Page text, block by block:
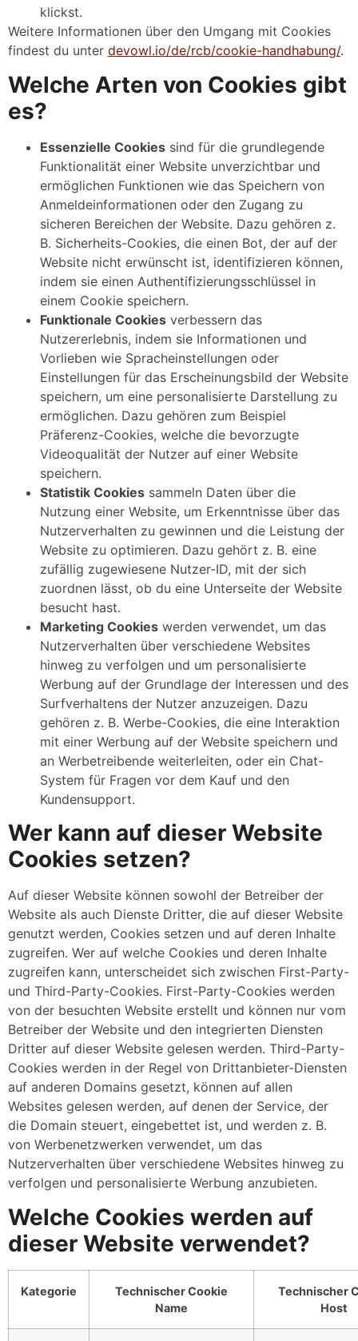
klickst.
Weitere Informationen über den Umgang mit Cookies
findest du unter devowl.io/de/rcb/cookie-handhabung/.
Welche Arten von Cookies gibt
es?
Essenzielle Cookies sind für die grundlegende
Funktionalität einer Website unverzichtbar und
ermöglichen Funktionen wie das Speichern von
Anmeldeinformationen oder den Zugang zu
sicheren Bereichen der Website. Dazu gehören z.
B. Sicherheits-Cookies, die einen Bot, der auf der
Website nicht erwünscht ist, identifizieren können,
indem sie einen Authentifizierungsschlüssel in
einem Cookie speichern.
Funktionale Cookies verbessern das
Nutzererlebnis, indem sie Informationen und
Vorlieben wie Spracheinstellungen oder
Einstellungen für das Erscheinungsbild der Website
speichern, um eine personalisierte Darstellung zu
ermöglichen. Dazu gehören zum Beispiel
Präferenz-Cookies, welche die bevorzugte
Videoqualität der Nutzer auf einer Website
speichern.
Statistik Cookies sammeln Daten über die
Nutzung einer Website, um Erkenntnisse über das
Nutzerverhalten zu gewinnen und die Leistung der
Website zu optimieren. Dazu gehört z. B. eine
zufällig zugewiesene Nutzer-ID, mit der sich
zuordnen lässt, ob du eine Unterseite der Website
besucht hast.
Marketing Cookies werden verwendet, um das
Nutzerverhalten über verschiedene Websites
hinweg zu verfolgen und um personalisierte
Werbung auf der Grundlage der Interessen und des
Surfverhaltens der Nutzer anzuzeigen. Dazu
gehören z. B. Werbe-Cookies, die eine Interaktion
mit einer Werbung auf der Website speichern und
an Werbetreibende weiterleiten, oder ein Chat-
System für Fragen vor dem Kauf und den
Kundensupport.
Wer kann auf dieser Website
Cookies setzen?
Auf dieser Website können sowohl der Betreiber der
Website als auch Dienste Dritter, die auf dieser Website
genutzt werden, Cookies setzen und auf deren Inhalte
zugreifen. Wer auf welche Cookies und deren Inhalte
zugreifen kann, unterscheidet sich zwischen First-Party-
und Third-Party-Cookies. First-Party-Cookies werden
von der besuchten Website erstellt und können nur vom
Betreiber der Website und den integrierten Diensten
Dritter auf dieser Website gelesen werden. Third-Party-
Cookies werden in der Regel von Drittanbieter-Diensten
auf anderen Domains gesetzt, können auf allen
Websites gelesen werden, auf denen der Service, der
die Domain steuert, eingebettet ist, und werden z. B.
von Werbenetzwerken verwendet, um das
Nutzerverhalten über verschiedene Websites hinweg zu
verfolgen und personalisierte Werbung anzubieten.
Welche Cookies werden auf
dieser Website verwendet?
Kategorie
Technischer Cookie
Name
Technischer
Host